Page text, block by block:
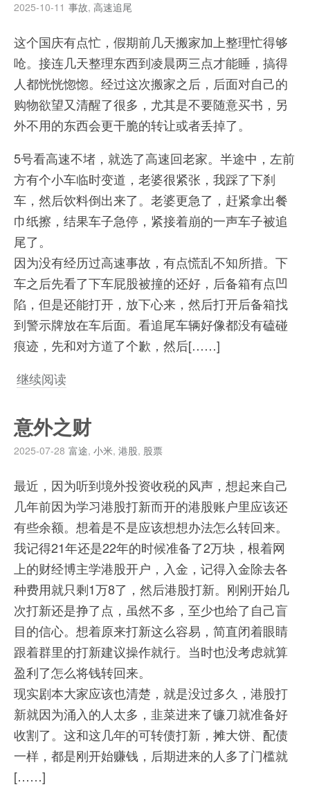
2025-10-11 事故, 高速追尾
这个国庆有点忙，假期前几天搬家加上整理忙得够
呛。接连几天整理东西到凌晨两三点才能睡，搞得
人都恍恍惚惚。经过这次搬家之后，后面对自己的
购物欲望又清醒了很多，尤其是不要随意买书，另
外不用的东西会更干脆的转让或者丢掉了。
5号看高速不堵，就选了高速回老家。半途中，左前
方有个小车临时变道，老婆很紧张，我踩了下刹
车，然后饮料倒出来了。老婆更急了，赶紧拿出餐
巾纸擦，结果车子急停，紧接着崩的一声车子被追
尾了。
因为没有经历过高速事故，有点慌乱不知所措。下
车之后先看了下车屁股被撞的还好，后备箱有点凹
陷，但是还能打开，放下心来，然后打开后备箱找
到警示牌放在车后面。看追尾车辆好像都没有磕碰
痕迹，先和对方道了个歉，然后[……]
继续阅读
意外之财
2025-07-28 富途, 小米, 港股, 股票
最近，因为听到境外投资收税的风声，想起来自己
几年前因为学习港股打新而开的港股账户里应该还
有些余额。想着是不是应该想想办法怎么转回来。
我记得21年还是22年的时候准备了2万块，根着网
上的财经博主学港股开户，入金，记得入金除去各
种费用就只剩1万8了，然后港股打新。刚刚开始几
次打新还是挣了点，虽然不多，至少也给了自己盲
目的信心。想着原来打新这么容易，简直闭着眼睛
跟着群里的打新建议操作就行。当时也没考虑就算
盈利了怎么将钱转回来。
现实剧本大家应该也清楚，就是没过多久，港股打
新就因为涌入的人太多，韭菜进来了镰刀就准备好
收割了。这和这几年的可转债打新，摊大饼、配债
一样，都是刚开始赚钱，后期进来的人多了门槛就
[……]